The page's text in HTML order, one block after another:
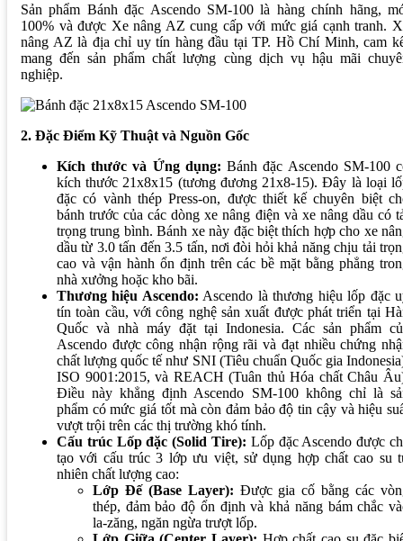
Sản phẩm Bánh đặc Ascendo SM-100 là hàng chính hãng,
100% và được Xe nâng AZ cung cấp với mức giá cạnh tranh.
nâng AZ là địa chỉ uy tín hàng đầu tại TP. Hồ Chí Minh, cam
mang đến sản phẩm chất lượng cùng dịch vụ hậu mãi
nghiệp.
2. Đặc Điểm Kỹ Thuật và Nguồn Gốc
Kích thước và Ứng dụng: Bánh đặc Ascendo SM-100
kích thước 21x8x15 (tương đương 21x8-15). Đây là loại
đặc có vành thép Press-on, được thiết kế chuyên biệt
bánh trước của các dòng xe nâng điện và xe nâng dầu có
trọng trung bình. Bánh xe này đặc biệt thích hợp cho xe
dầu từ 3.0 tấn đến 3.5 tấn, nơi đòi hỏi khả năng chịu tải
cao và vận hành ổn định trên các bề mặt bằng phẳng
nhà xưởng hoặc kho bãi.
Thương hiệu Ascendo: Ascendo là thương hiệu lốp đặc
tín toàn cầu, với công nghệ sản xuất được phát triển tại
Quốc và nhà máy đặt tại Indonesia. Các sản phẩm
Ascendo được công nhận rộng rãi và đạt nhiều chứng
chất lượng quốc tế như SNI (Tiêu chuẩn Quốc gia
ISO 9001:2015, và REACH (Tuân thủ Hóa chất Châu
Điều này khẳng định Ascendo SM-100 không chỉ là
phẩm có mức giá tốt mà còn đảm bảo độ tin cậy và hiệu
vượt trội trên các thị trường khó tính.
Cấu trúc Lốp đặc (Solid Tire): Lốp đặc Ascendo được
tạo với cấu trúc 3 lớp ưu việt, sử dụng hợp chất cao su
nhiên chất lượng cao:
Lớp Đế (Base Layer): Được gia cố bằng các
thép, đảm bảo độ ổn định và khả năng bám chắc
la-zăng, ngăn ngừa trượt lốp.